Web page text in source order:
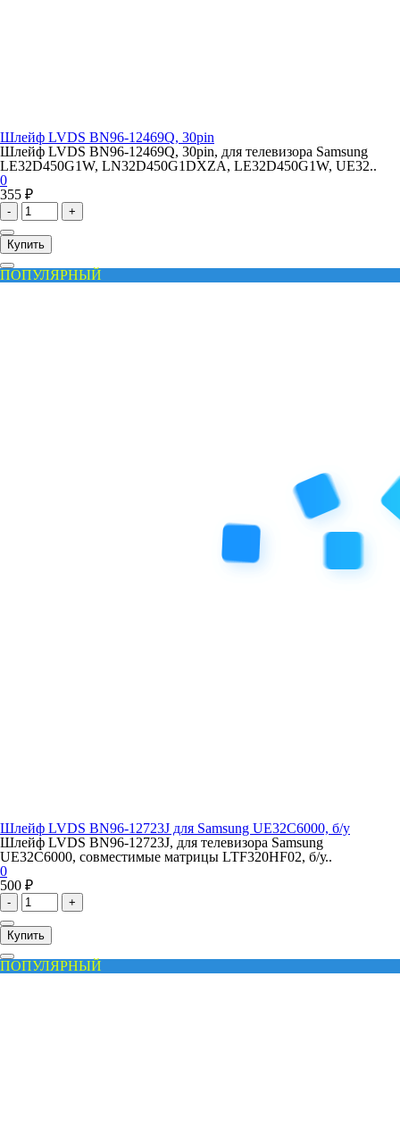
Шлейф LVDS BN96-12469Q, 30pin
Шлейф LVDS BN96-12469Q, 30pin, для телевизора Samsung
LE32D450G1W, LN32D450G1DXZA, LE32D450G1W, UE32..
0
355 ₽
- +
Купить
ПОПУЛЯРНЫЙ
Шлейф LVDS BN96-12723J для Samsung UE32C6000, б/у
Шлейф LVDS BN96-12723J, для телевизора Samsung
UE32C6000, совместимые матрицы LTF320HF02, б/у..
0
500 ₽
- +
Купить
ПОПУЛЯРНЫЙ